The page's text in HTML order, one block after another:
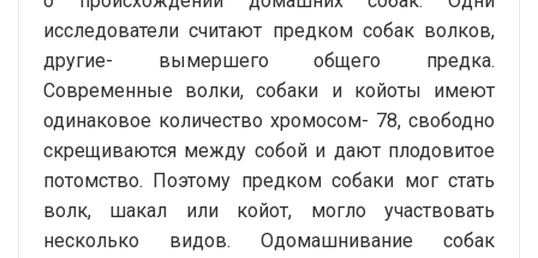
исследователи считают предком собак волков,
другие- вымершего общего предка.
Современные волки, собаки и койоты имеют
одинаковое количество хромосом- 78, свободно
скрещиваются между собой и дают плодовитое
потомство. Поэтому предком собаки мог стать
волк, шакал или койот, могло участвовать
несколько видов. Одомашнивание собак